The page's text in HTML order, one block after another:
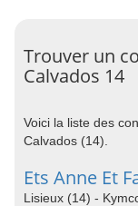
Trouver un
Calvados 14
Voici la liste des
Calvados (14).
Ets Anne Et
Lisieux (14) -